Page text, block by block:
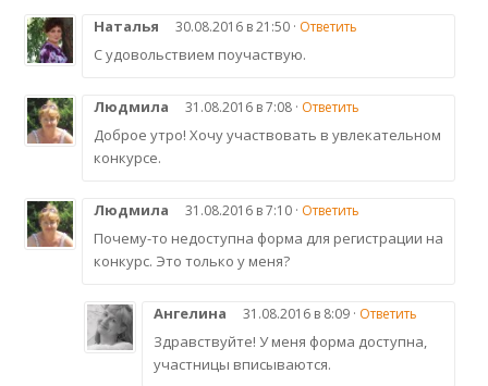
Наталья 30.08.2016 в 21:50 · Ответить
С удовольствием поучаствую.
Людмила 31.08.2016 в 7:08 · Ответить
Доброе утро! Хочу участвовать в увлекательном
конкурсе.
Людмила 31.08.2016 в 7:10 · Ответить
Почему-то недоступна форма для регистрации на
конкурс. Это только у меня?
Ангелина 31.08.2016 в 8:09 · Ответить
Здравствуйте! У меня форма доступна,
участницы вписываются.